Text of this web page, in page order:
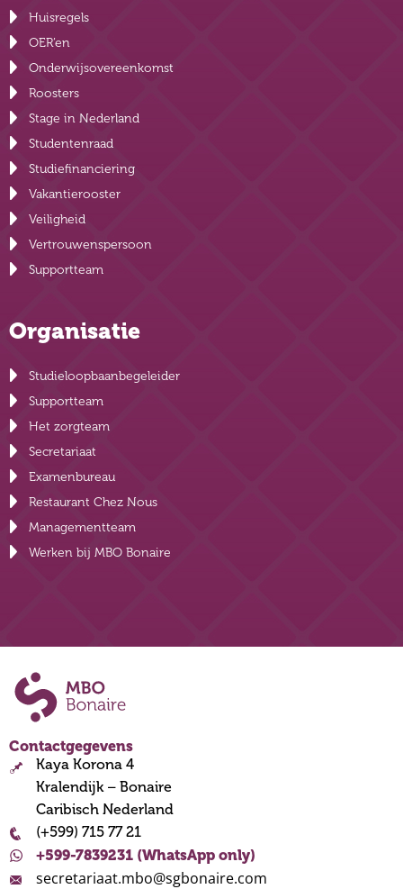
Huisregels
OER’en
Onderwijsovereenkomst
Roosters
Stage in Nederland
Studentenraad
Studiefinanciering
Vakantierooster
Veiligheid
Vertrouwenspersoon
Supportteam
Organisatie
Studieloopbaanbegeleider
Supportteam
Het zorgteam
Secretariaat
Examenbureau
Restaurant Chez Nous
Managementteam
Werken bij MBO Bonaire
Contactgegevens
Kaya Korona 4
Kralendijk – Bonaire
Caribisch Nederland
(+599) 715 77 21
+599-7839231 (WhatsApp only)
secretariaat.mbo@sgbonaire.com